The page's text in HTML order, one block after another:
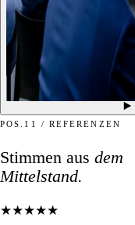
POS.11 / REFERENZEN
Stimmen aus dem
Mittelstand.
★★★★★